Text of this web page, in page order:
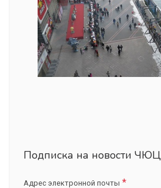
Подписка на новости ЧЮЦ
Адрес электронной почты